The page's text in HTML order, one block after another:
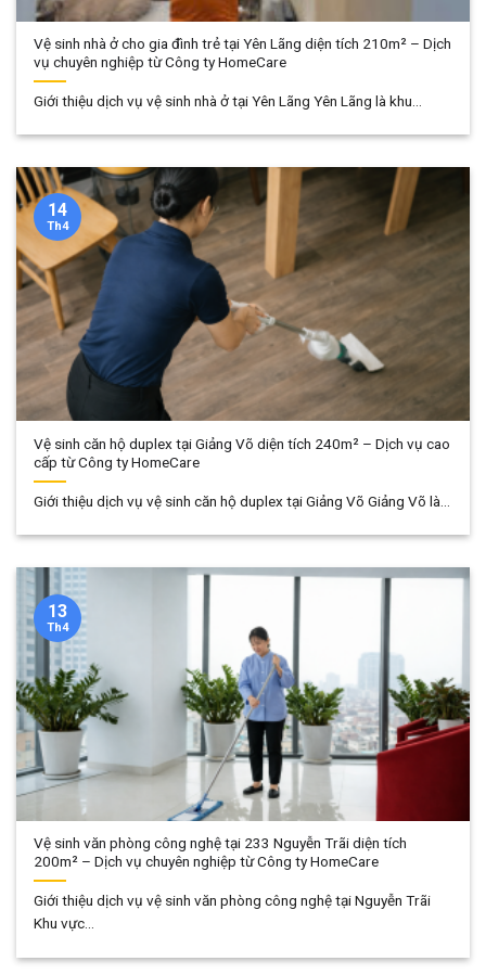
Vệ sinh nhà ở cho gia đình trẻ tại Yên Lãng diện tích 210m² – Dịch
vụ chuyên nghiệp từ Công ty HomeCare
Giới thiệu dịch vụ vệ sinh nhà ở tại Yên Lãng Yên Lãng là khu...
Vệ sinh căn hộ duplex tại Giảng Võ diện tích 240m² – Dịch vụ cao
cấp từ Công ty HomeCare
Giới thiệu dịch vụ vệ sinh căn hộ duplex tại Giảng Võ Giảng Võ là...
14
Th4
Vệ sinh văn phòng công nghệ tại 233 Nguyễn Trãi diện tích
200m² – Dịch vụ chuyên nghiệp từ Công ty HomeCare
Giới thiệu dịch vụ vệ sinh văn phòng công nghệ tại Nguyễn Trãi
Khu vực...
13
Th4